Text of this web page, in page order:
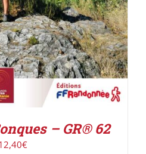
– GR® 62
€